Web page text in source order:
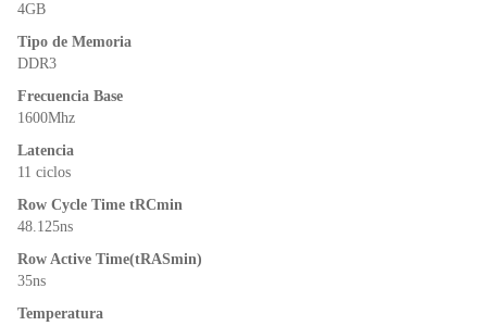
k
4GB
Tipo de Memoria
DDR3
Frecuencia Base
1600Mhz
Latencia
11 ciclos
Row Cycle Time tRCmin
48.125ns
Row Active Time(tRASmin)
35ns
Temperatura